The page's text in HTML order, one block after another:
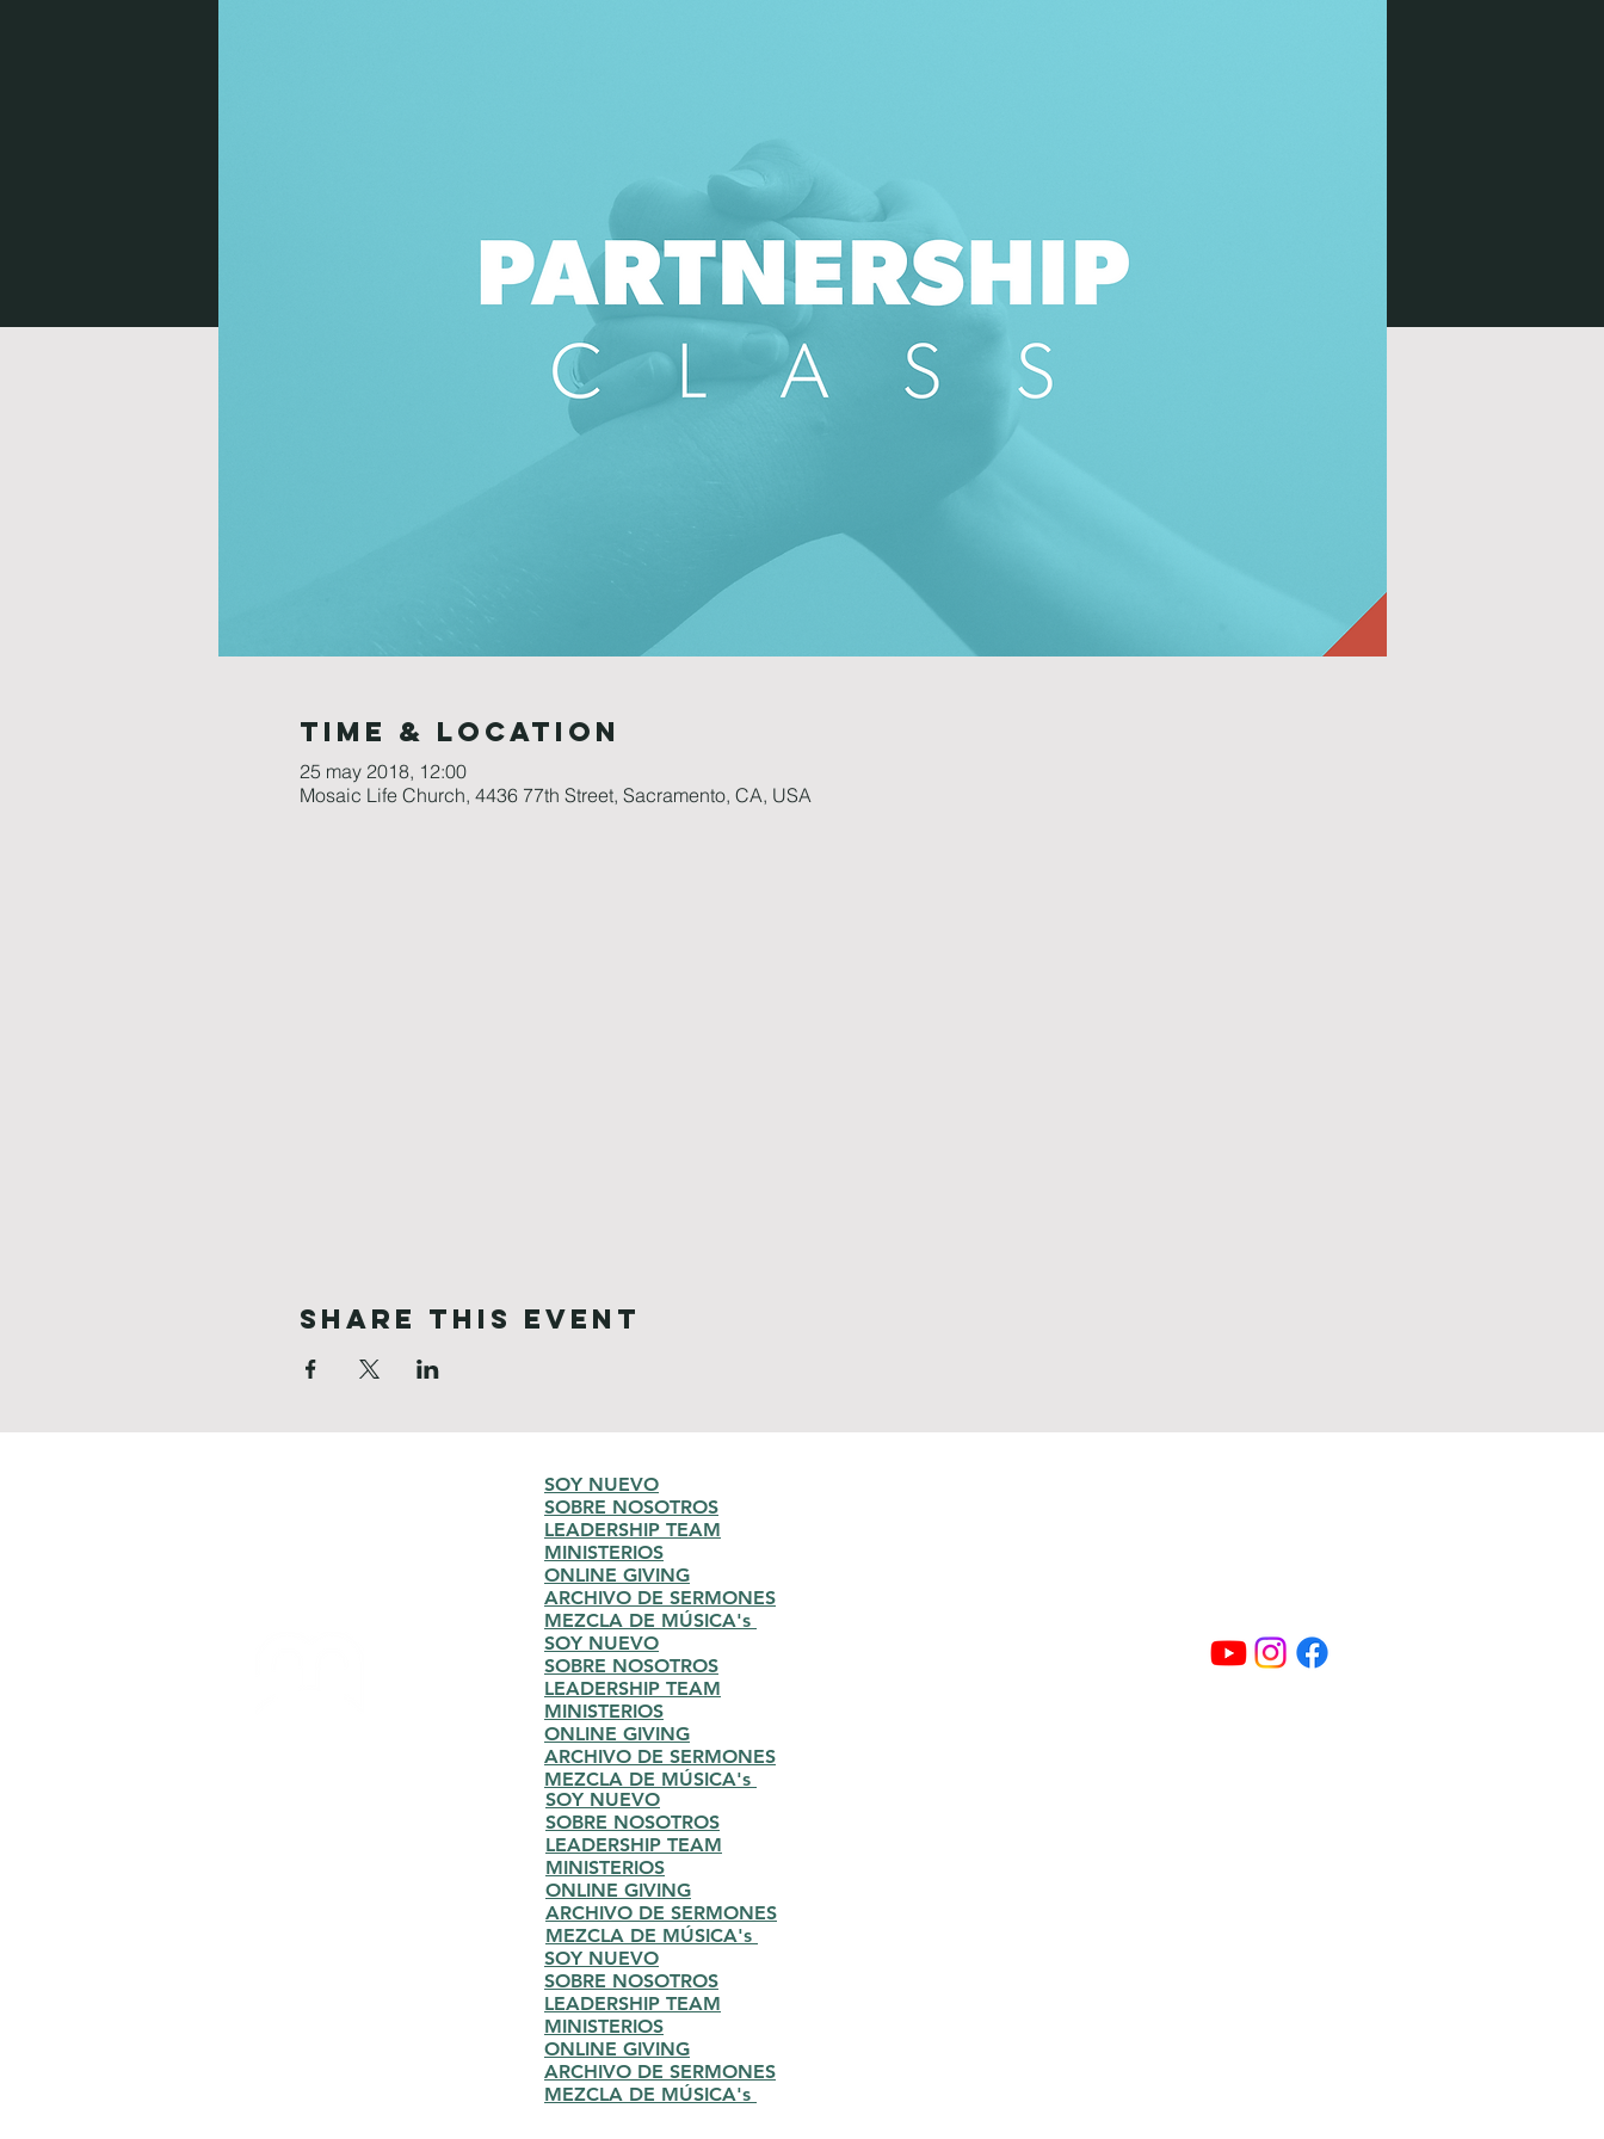
Time & Location
25 may 2018, 12:00
Mosaic Life Church, 4436 77th Street, Sacramento, CA, USA
Share This Event
SOY NUEVO
SOBRE NOSOTROS
LEADERSHIP TEAM
MINISTERIOS
ONLINE GIVING
ARCHIVO DE SERMONES
MEZCLA DE MÚSICA's
SOY NUEVO
SOBRE NOSOTROS
LEADERSHIP TEAM
MINISTERIOS
ONLINE GIVING
ARCHIVO DE SERMONES
MEZCLA DE MÚSICA's
SOY NUEVO
SOBRE NOSOTROS
LEADERSHIP TEAM
MINISTERIOS
ONLINE GIVING
ARCHIVO DE SERMONES
MEZCLA DE MÚSICA's
SOY NUEVO
SOBRE NOSOTROS
LEADERSHIP TEAM
MINISTERIOS
ONLINE GIVING
ARCHIVO DE SERMONES
MEZCLA DE MÚSICA's